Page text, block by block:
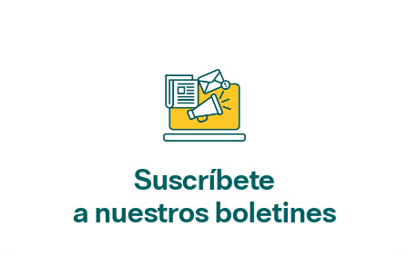
Suscríbete
a nuestros boletines